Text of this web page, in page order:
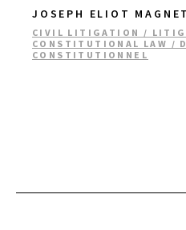
JOSEPH ELIOT MAGNET
CIVIL LITIGATION /
CONSTITUTIONAL LAW /
CONSTITUTIONNEL